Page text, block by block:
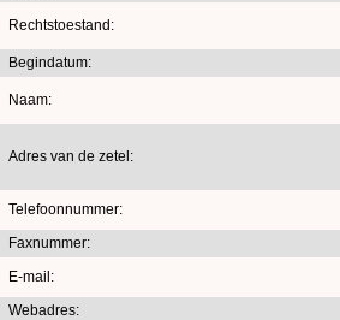
Rechtstoestand:
Begindatum:
Naam:
Adres van de zetel:
Telefoonnummer:
Faxnummer:
E-mail:
Webadres: